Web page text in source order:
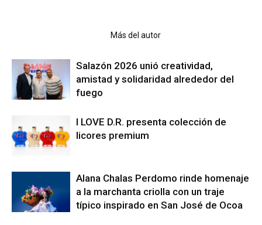
Más del autor
Salazón 2026 unió creatividad,
amistad y solidaridad alrededor del
fuego
I LOVE D.R. presenta colección de
licores premium
Alana Chalas Perdomo rinde homenaje
a la marchanta criolla con un traje
típico inspirado en San José de Ocoa